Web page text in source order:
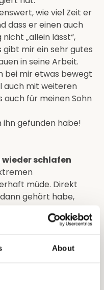
About
wie viel Zeit er
dass er einen auch
„allein lässt“,
mir ein sehr gutes
in seine Arbeit.
bei mir etwas bewegt
auch mit weiteren
auch für meinen Sohn
ihn gefunden habe!
wieder schlafen
müde. Direkt
gehört habe,
und ich habe
die ich
einfach im